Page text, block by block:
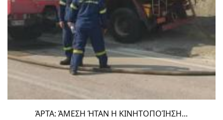
ΆΡΤΑ: ΆΜΕΣΗ ΉΤΑΝ Η ΚΙΝΗΤΟΠΟΊΗΣΗ...